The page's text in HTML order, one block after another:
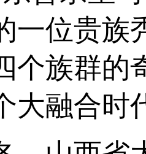
一位贵族
个族群的
大融合时